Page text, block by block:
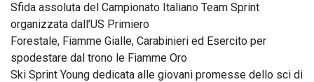
Sfida assoluta del Campionato Italiano Team Sprint
organizzata dall’US Primiero
Forestale, Fiamme Gialle, Carabinieri ed Esercito per
spodestare dal trono le Fiamme Oro
Ski Sprint Young dedicata alle giovani promesse dello sci di